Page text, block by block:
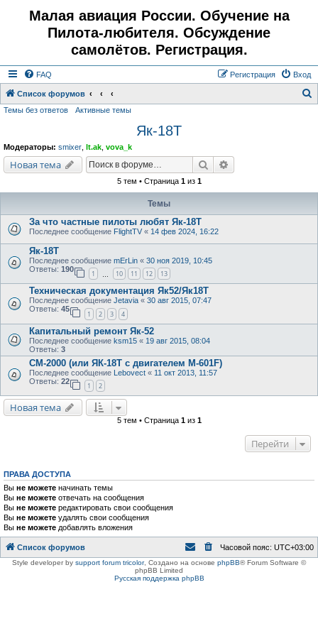
Малая авиация России. Обучение на
Пилота-любителя. Обсуждение
самолётов. Регистрация.
FAQ Вход
Регистрация
Список форумов
Темы без ответов Активные темы
Як-18Т
Модераторы: smixer lt.ak vova_k
Новая тема Поиск
5 тем • Страница 1из 1
Темы
За что частные пилоты любят Як-18Т
Последнее сообщение FlightTV « 14 фев 2024, 16:22
Як-18Т
Последнее сообщение mErLin « 30 ноя 2019, 10:45
Ответы: 190
1 10 11 12 13
Техническая документация Як52/Як18Т
Последнее сообщение Jetavia « 30 авг 2015, 07:47
Ответы: 45
1 2 3 4
Капитальный ремонт Як-52
Последнее сообщение ksm15 « 19 авг 2015, 08:04
Ответы: 3
СМ-2000 (или ЯК-18Т с двигателем М-601F)
Последнее сообщение Lebovect « 11 окт 2013, 11:57
Ответы: 22
1 2
Новая тема
5 тем • Страница 1из 1
Перейти
ПРАВА ДОСТУПА
Вы не можете начинать темы
Вы не можете отвечать на сообщения
Вы не можете редактировать свои сообщения
Вы не можете удалять свои сообщения
Вы не можете добавлять вложения
Список форумов Часовой пояс: UTC+03:00
Style developer by support forum tricolor, Создано на основе phpBB® Forum Software ©
phpBB Limited
Русская поддержка phpBB